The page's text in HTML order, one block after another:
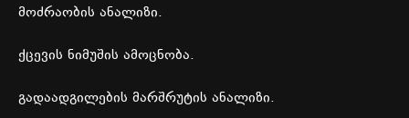
მოძრაობის ანალიზი.
ქცევის ნიმუშის ამოცნობა.
გადაადგილების მარშრუტის ანალიზი.